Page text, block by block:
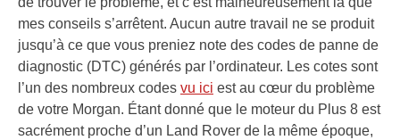
mes conseils s’arrêtent. Aucun autre travail ne se produit
jusqu’à ce que vous preniez note des codes de panne de
diagnostic (DTC) générés par l’ordinateur. Les cotes sont
l’un des nombreux codes vu ici est au cœur du problème
de votre Morgan. Étant donné que le moteur du Plus 8 est
sacrément proche d’un Land Rover de la même époque,